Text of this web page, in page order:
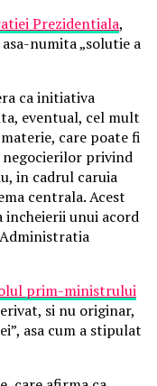
Prezidentiala,
numita „solutie a
ca initiativa
eventual, cel mult
care poate fi
privind
in cadrul caruia
centrala. Acest
unui acord
prim-ministrului
si nu originar,
asa cum a stipulat